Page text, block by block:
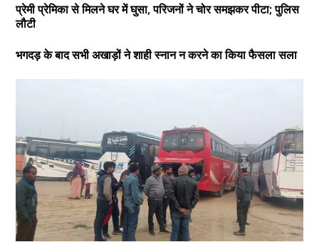
प्रेमी प्रेमिका से मिलने घर में घुसा, परिजनों ने चोर समझकर पीटा; पुलिस
लौटी
भगदड़ के बाद सभी अखाड़ों ने शाही स्नान न करने का किया फैसला सला